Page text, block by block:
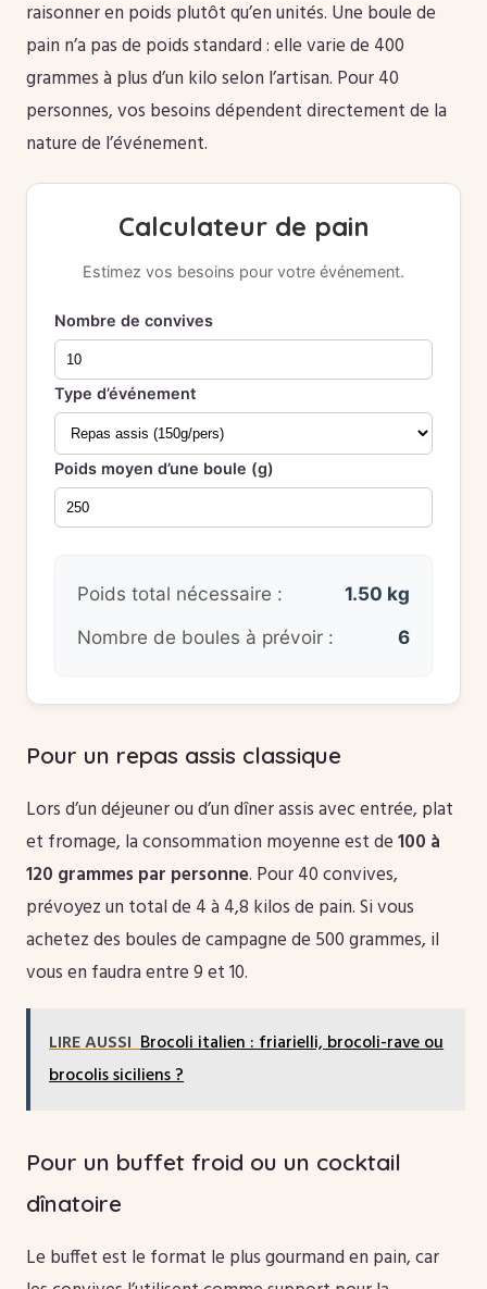
raisonner en poids plutôt qu’en unités. Une boule de
pain n’a pas de poids standard : elle varie de 400
grammes à plus d’un kilo selon l’artisan. Pour 40
personnes, vos besoins dépendent directement de la
nature de l’événement.
Calculateur de pain
Estimez vos besoins pour votre événement.
Nombre de convives
Type d’événement
Poids moyen d’une boule (g)
Poids total nécessaire :
1.50 kg
Nombre de boules à prévoir :
6
Pour un repas assis classique
Lors d’un déjeuner ou d’un dîner assis avec entrée, plat
et fromage, la consommation moyenne est de100 à
120 grammes par personne. Pour 40 convives,
prévoyez un total de 4 à 4,8 kilos de pain. Si vous
achetez des boules de campagne de 500 grammes, il
vous en faudra entre 9 et 10.
LIRE AUSSI Brocoli italien : friarielli, brocoli-rave ou
brocolis siciliens ?
Pour un buffet froid ou un cocktail
dînatoire
Le buffet est le format le plus gourmand en pain, car